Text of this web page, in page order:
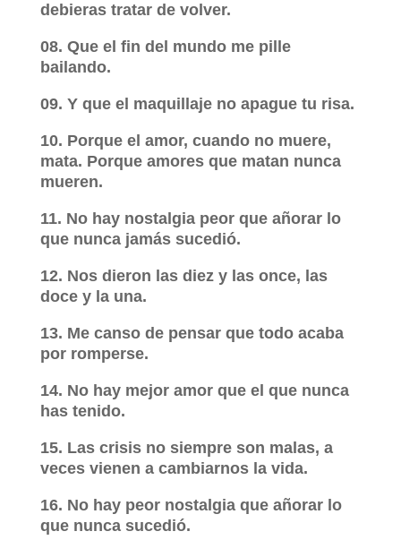
debieras tratar de volver.
08. Que el fin del mundo me pille
bailando.
09. Y que el maquillaje no apague tu risa.
10. Porque el amor, cuando no muere,
mata. Porque amores que matan nunca
mueren.
11. No hay nostalgia peor que añorar lo
que nunca jamás sucedió.
12. Nos dieron las diez y las once, las
doce y la una.
13. Me canso de pensar que todo acaba
por romperse.
14. No hay mejor amor que el que nunca
has tenido.
15. Las crisis no siempre son malas, a
veces vienen a cambiarnos la vida.
16. No hay peor nostalgia que añorar lo
que nunca sucedió.